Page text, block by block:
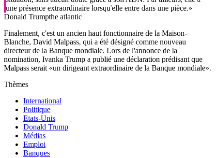
une présence extraordinaire lorsqu'elle entre dans une pièce.»
Donald Trumpthe atlantic
Finalement, c'est un ancien haut fonctionnaire de la Maison-
Blanche, David Malpass, qui a été désigné comme nouveau
directeur de la Banque mondiale. Lors de l'annonce de la
nomination, Ivanka Trump a publié une déclaration prédisant que
Malpass serait «un dirigeant extraordinaire de la Banque mondiale».
Thèmes
International
Politique
Etats-Unis
Donald Trump
Médias
Emploi
Banques